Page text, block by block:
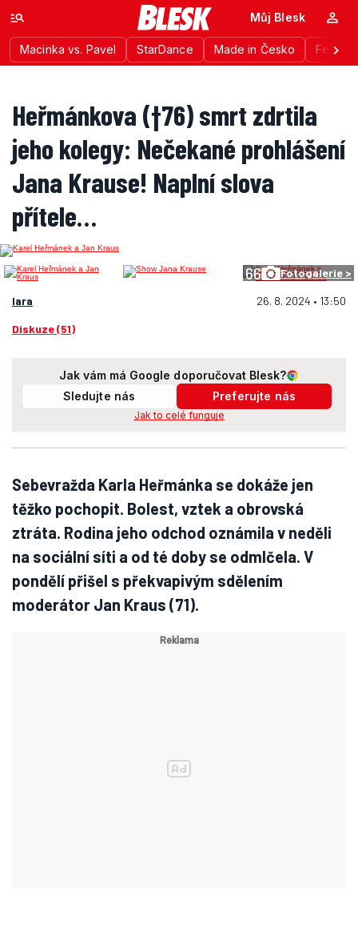
Macinka vs. Pavel StarDance Made in Česko
Můj Blesk
Heřmánkova (†76) smrt zdrtila
jeho kolegy: Nečekané prohlášení
Jana Krause! Naplní slova
přítele…
66 Fotogalerie >
lara 26. 8. 2024 • 13:50
Diskuze (51)
Jak vám má Google doporučovat Blesk?
Sledujte nás
Preferujte nás
Jak to celé funguje
Sebevražda Karla Heřmánka se dokáže jen
těžko pochopit. Bolest, vztek a obrovská
ztráta. Rodina jeho odchod oznámila v neděli
na sociální síti a od té doby se odmlčela. V
pondělí přišel s překvapivým sdělením
moderátor Jan Kraus (71).